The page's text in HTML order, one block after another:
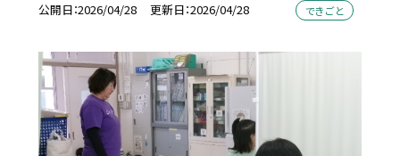
公開日 2026/04/28 更新日 2026/04/28 できごと